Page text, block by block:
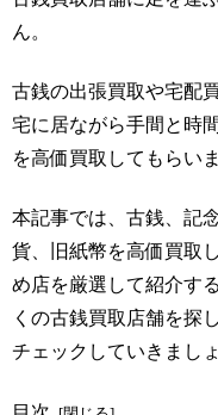
ん。
古銭の出張買取や宅配
宅に居ながら手間と時
を高価買取してもらい
本記事では、古銭、記
貨、旧紙幣を高価買取
め店を厳選して紹介す
くの古銭買取店舗を探
チェックしていきまし